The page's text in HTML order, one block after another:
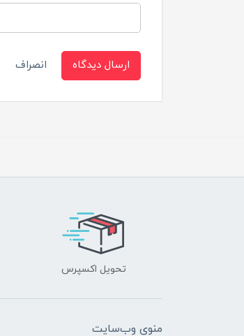
ارسال دیدگاه انصراف
تحویل اکسپرس
منوی وب‌سایت